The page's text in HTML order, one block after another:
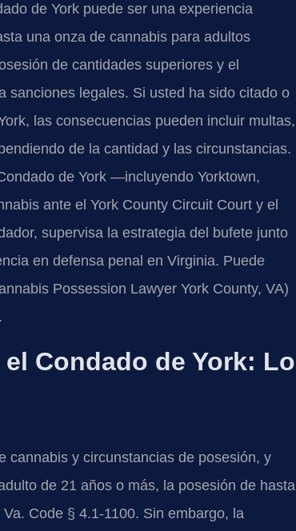
de York puede ser una experiencia
una onza de cannabis para adultos
de cantidades superiores y el
sanciones legales. Si usted ha sido citado o
las consecuencias pueden incluir multas,
de la cantidad y las circunstancias.
de York —incluyendo Yorktown,
ante el York County Circuit Court y el
supervisa la estrategia del bufete junto
en defensa penal en Virginia. Puede
Possession Lawyer York County, VA)
Condado de York: Lo
cannabis y circunstancias de posesión, y
de 21 años o más, la posesión de hasta
Code § 4.1-1100. Sin embargo, la